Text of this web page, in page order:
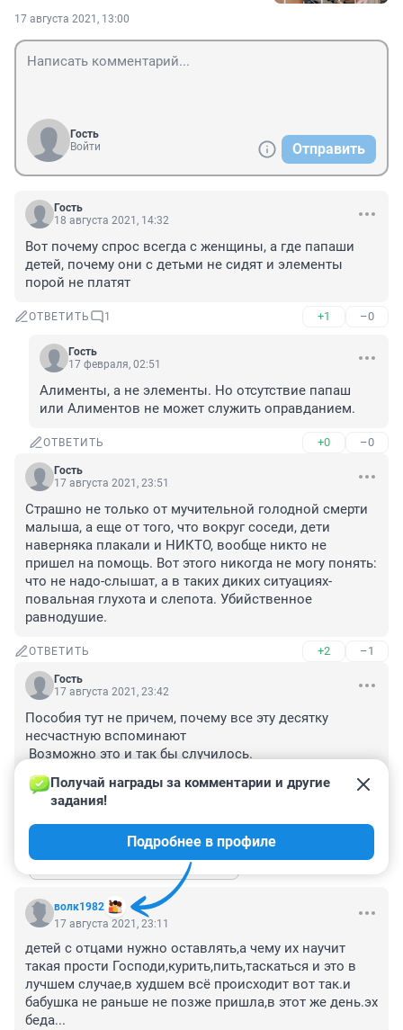
17 августа 2021, 13:00
Гость
Войти
Отправить
Гость
18 августа 2021, 14:32
Вот почему спрос всегда с женщины, а где папаши
детей, почему они с детьми не сидят и элементы
порой не платят
ОТВЕТИТЬ 1 +1 –0
Гость
17 февраля, 02:51
Алименты, а не элементы. Но отсутствие папаш
или Алиментов не может служить оправданием.
ОТВЕТИТЬ +0 –0
Гость
17 августа 2021, 23:51
Страшно не только от мучительной голодной смерти
малыша, а еще от того, что вокруг соседи, дети
наверняка плакали и НИКТО, вообще никто не
пришел на помощь. Вот этого никогда не могу понять:
что не надо-слышат, а в таких диких ситуациях-
повальная глухота и слепота. Убийственное
равнодушие.
ОТВЕТИТЬ +2 –1
Гость
17 августа 2021, 23:42
Пособия тут не причем, почему все эту десятку
несчастную вспоминают
Возможно это и так бы случилось.
Аборты тоже не в тему. Когда пишите думайте
ОТВЕТИТЬ 1 +1 –2
Показать ещё 1 ответ
волк1982
Получай награды за комментарии и другие
задания!
Подробнее в профиле
17 августа 2021, 23:11
детей с отцами нужно оставлять,а чему их научит
такая прости Господи,курить,пить,таскаться и это в
лучшем случае,в худшем всё происходит вот так.и
бабушка не раньше не позже пришла,в этот же день.эх
беда...